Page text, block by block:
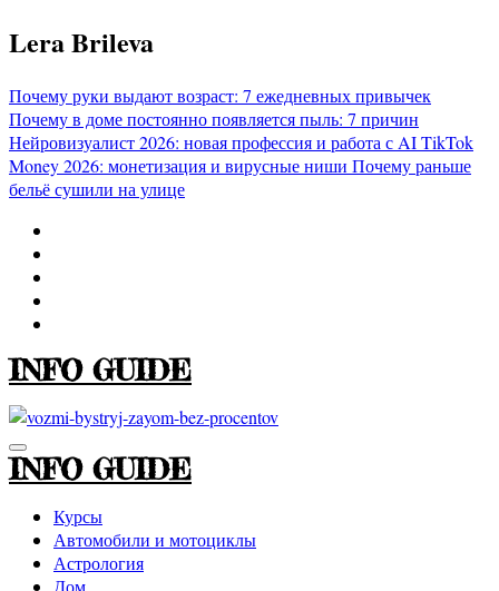
Перейти
к
Lera Brileva
Почему руки выдают возраст: 7 ежедневных привычек
Почему в доме постоянно появляется пыль: 7 причин
Нейровизуалист 2026: новая профессия и работа с AITikTok
Money 2026: монетизация и вирусные ниши Почему раньше
бельё сушили на улице
INFO GUIDE
INFO GUIDE
Курсы
Автомобили и мотоциклы
Астрология
Дом